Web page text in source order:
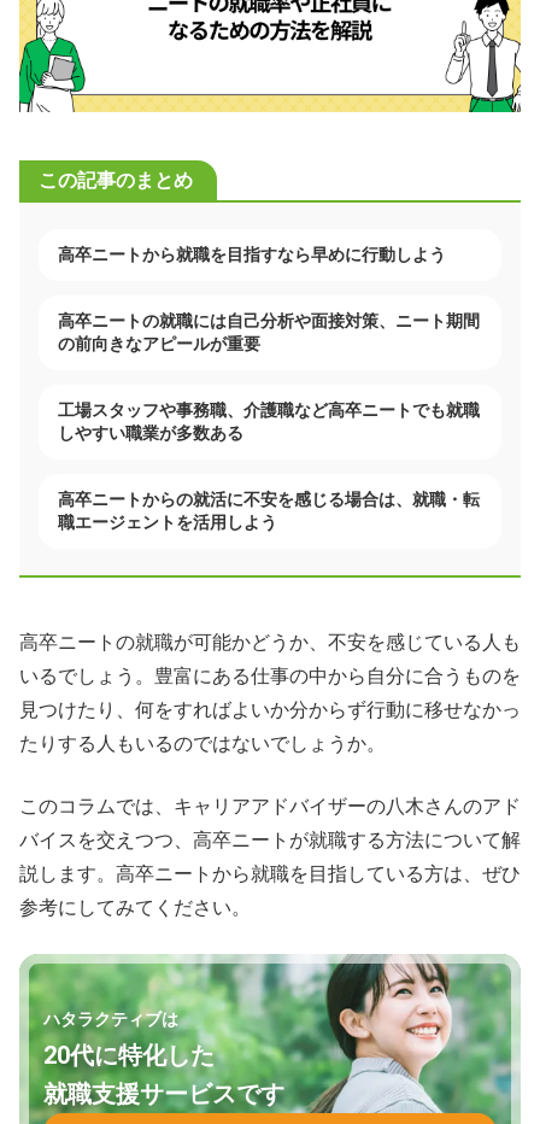
この記事のまとめ
高卒ニートから就職を目指すなら早めに行動しよう
高卒ニートの就職には自己分析や面接対策、ニート期間
の前向きなアピールが重要
工場スタッフや事務職、介護職など高卒ニートでも就職
しやすい職業が多数ある
高卒ニートからの就活に不安を感じる場合は、就職・転
職エージェントを活用しよう
高卒ニートの就職が可能かどうか、不安を感じている人も
いるでしょう。豊富にある仕事の中から自分に合うものを
見つけたり、何をすればよいか分からず行動に移せなかっ
たりする人もいるのではないでしょうか。
このコラムでは、キャリアアドバイザーの八木さんのアド
バイスを交えつつ、高卒ニートが就職する方法について解
説します。高卒ニートから就職を目指している方は、ぜひ
参考にしてみてください。
ハタラクティブは
20代に特化した
就職支援サービスです